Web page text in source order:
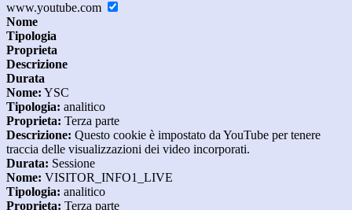
www.youtube.com
Nome
Tipologia
Proprieta
Descrizione
Durata
Nome: YSC
Tipologia: analitico
Proprieta: Terza parte
Descrizione: Questo cookie è impostato da YouTube per tenere
traccia delle visualizzazioni dei video incorporati.
Durata: Sessione
Nome: VISITOR_INFO1_LIVE
Tipologia: analitico
Proprieta: Terza parte